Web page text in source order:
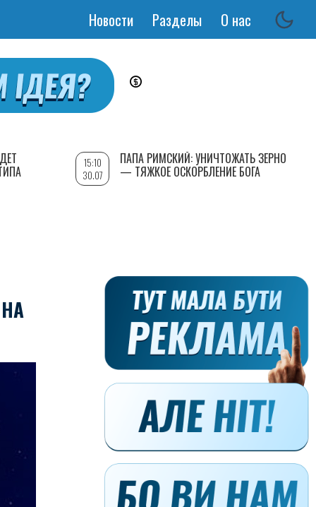
Основная
Новости Разделы О нас
15:10
30.07
ПАПА РИМСКИЙ: УНИЧТОЖАТЬ ЗЕРНО
— ТЯЖКОЕ ОСКОРБЛЕНИЕ БОГА